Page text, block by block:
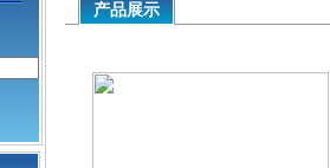
产品展示